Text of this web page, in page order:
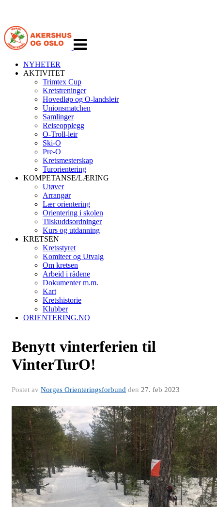
navigasjon
NYHETER
AKTIVITET
Trimtex Cup
Kretstreninger
Hovedløp og O-landsleir
Unionsmatchen
Samlinger
Reiseopplegg
O-Troll-leir
Ski-O
Pre-O
Kretsmesterskap
Turorientering
KOMPETANSE/LÆRING
Utøver
Arrangør
Lær orientering
Orientering i skolen
Tilskuddsordninger
Kurs og utdanning
KRETSEN
Kretsstyret
Komiteer og Utvalg
Om kretsen
Arbeid i rådene
Dokumenter m.m.
Kart
Kretshistorie
Klubber
ORIENTERING.NO
Benytt vinterferien til
VinterTurO!
Postet av Norges Orienteringsforbund den 27. feb 2023